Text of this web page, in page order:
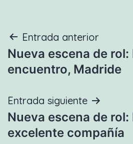
Navegación
de
Entrada anterior
Nueva escena de rol:
encuentro, Madride
Entrada siguiente
Nueva escena de rol:
excelente compañía